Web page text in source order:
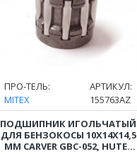
ПРО-ТЕЛЬ:
MITEX
АРТИКУЛ:
155763AZ
ПОДШИПНИК ИГОЛЬЧАТЫЙ
ДЛЯ БЕНЗОКОСЫ 10X14X14,5
ММ CARVER GBC-052, HUTER